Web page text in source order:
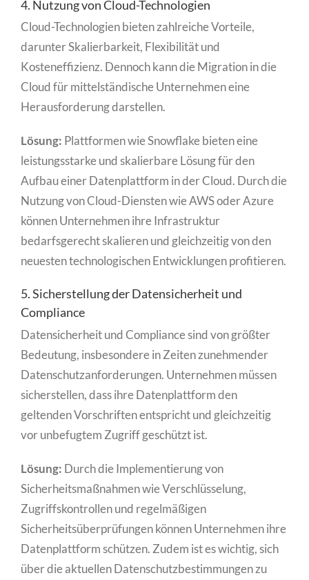
4. Nutzung von Cloud-Technologien
Cloud-Technologien bieten zahlreiche Vorteile,
darunter Skalierbarkeit, Flexibilität und
Kosteneffizienz. Dennoch kann die Migration in die
Cloud für mittelständische Unternehmen eine
Herausforderung darstellen.
Lösung: Plattformen wie Snowflake bieten eine
leistungsstarke und skalierbare Lösung für den
Aufbau einer Datenplattform in der Cloud. Durch die
Nutzung von Cloud-Diensten wie AWS oder Azure
können Unternehmen ihre Infrastruktur
bedarfsgerecht skalieren und gleichzeitig von den
neuesten technologischen Entwicklungen profitieren.
5. Sicherstellung der Datensicherheit und
Compliance
Datensicherheit und Compliance sind von größter
Bedeutung, insbesondere in Zeiten zunehmender
Datenschutzanforderungen. Unternehmen müssen
sicherstellen, dass ihre Datenplattform den
geltenden Vorschriften entspricht und gleichzeitig
vor unbefugtem Zugriff geschützt ist.
Lösung: Durch die Implementierung von
Sicherheitsmaßnahmen wie Verschlüsselung,
Zugriffskontrollen und regelmäßigen
Sicherheitsüberprüfungen können Unternehmen ihre
Datenplattform schützen. Zudem ist es wichtig, sich
über die aktuellen Datenschutzbestimmungen zu